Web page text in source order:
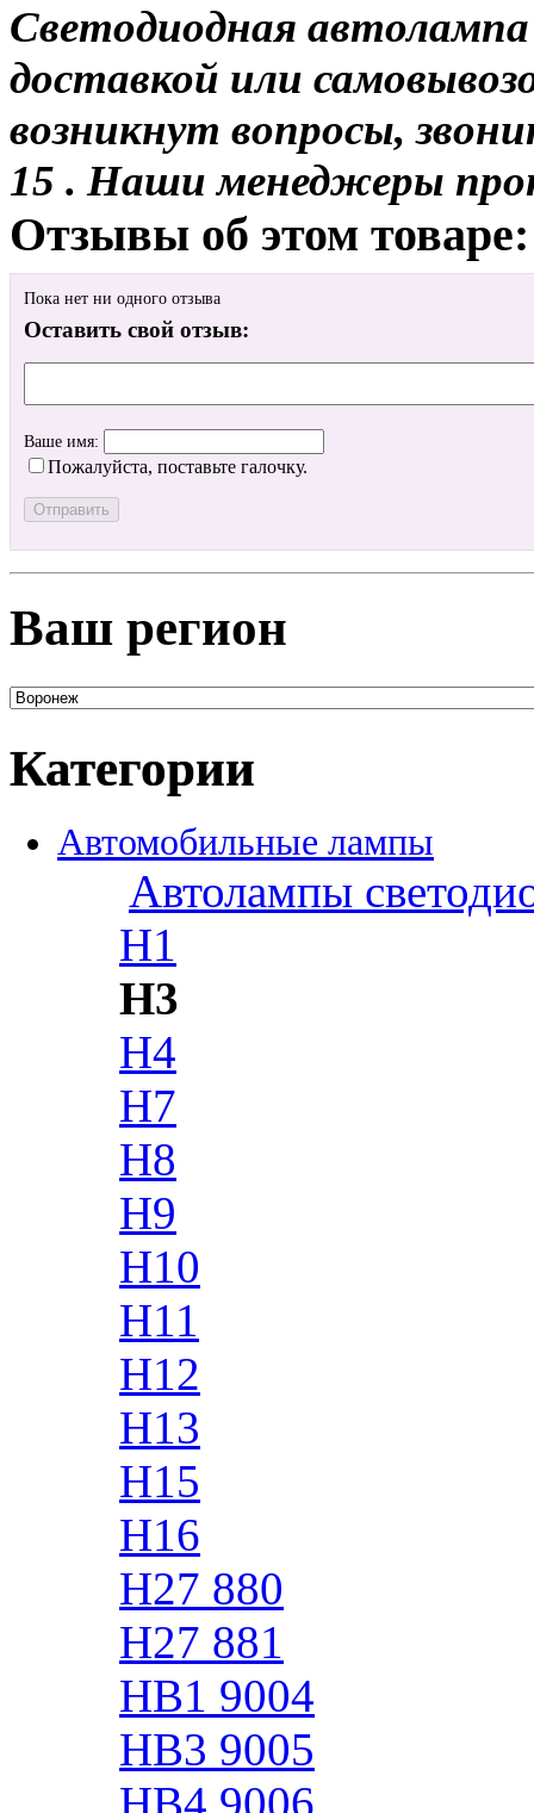
Светодиодная
доставкой или
возникнут вопросы,
15 . Наши менеджеры
Отзывы об этом товаре:
Пока нет ни одного отзыва
Оставить свой отзыв:
Ваше имя:
Пожалуйста, поставьте галочку.
Ваш регион
Категории
Автомобильные лампы
Автолампы
H1
H3
H4
H7
H8
H9
H10
H11
H12
H13
H15
H16
H27 880
H27 881
HB1 9004
HB3 9005
HB4 9006